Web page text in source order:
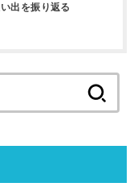
出を振り返る